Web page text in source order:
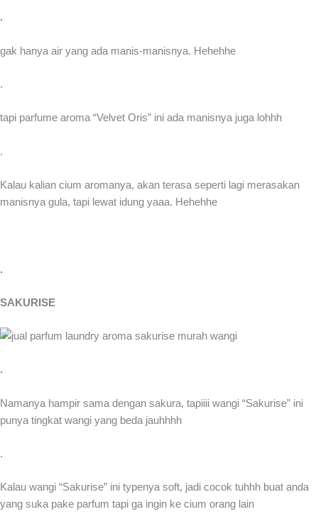
.
gak hanya air yang ada manis-manisnya. Hehehhe
.
tapi parfume aroma “Velvet Oris” ini ada manisnya juga lohhh
.
Kalau kalian cium aromanya, akan terasa seperti lagi merasakan
manisnya gula, tapi lewat idung yaaa. Hehehhe
.
SAKURISE
.
Namanya hampir sama dengan sakura, tapiiii wangi “Sakurise” ini
punya tingkat wangi yang beda jauhhhh
.
Kalau wangi “Sakurise” ini typenya soft, jadi cocok tuhhh buat anda
yang suka pake parfum tapi ga ingin ke cium orang lain